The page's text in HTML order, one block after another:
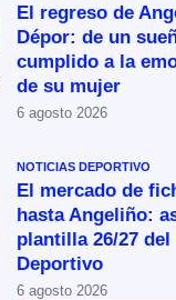
El regreso de
Dépor: de un
cumplido a la
de su mujer
6 agosto 2026
NOTICIAS DEPORTIVO
El mercado de
hasta Angeliño:
plantilla 26/27 del
Deportivo
6 agosto 2026